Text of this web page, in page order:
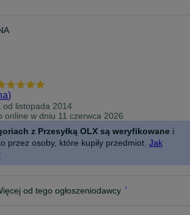
)
od listopada 2014
online w dniu 11 czerwca 2026
z Przesyłką OLX są weryfikowane i
przez osoby, które kupiły przedmiot. Jak
od tego ogłoszeniodawcy